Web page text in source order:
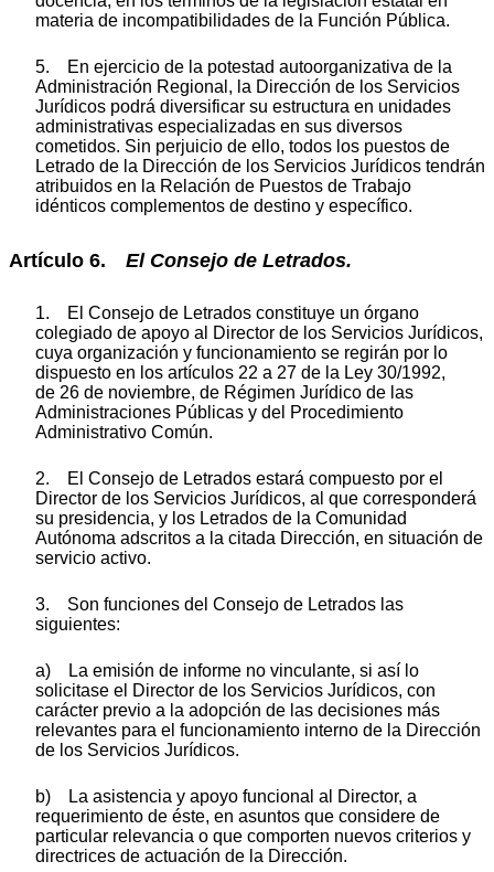
materia de incompatibilidades de la Función Pública.
5. En ejercicio de la potestad autoorganizativa de la
Administración Regional, la Dirección de los Servicios
Jurídicos podrá diversificar su estructura en unidades
administrativas especializadas en sus diversos
cometidos. Sin perjuicio de ello, todos los puestos de
Letrado de la Dirección de los Servicios Jurídicos tendrán
atribuidos en la Relación de Puestos de Trabajo
idénticos complementos de destino y específico.
Artículo 6. El Consejo de Letrados.
1. El Consejo de Letrados constituye un órgano
colegiado de apoyo al Director de los Servicios Jurídicos,
cuya organización y funcionamiento se regirán por lo
dispuesto en los artículos 22 a 27 de la Ley 30/1992,
de 26 de noviembre, de Régimen Jurídico de las
Administraciones Públicas y del Procedimiento
Administrativo Común.
2. El Consejo de Letrados estará compuesto por el
Director de los Servicios Jurídicos, al que corresponderá
su presidencia, y los Letrados de la Comunidad
Autónoma adscritos a la citada Dirección, en situación de
servicio activo.
3. Son funciones del Consejo de Letrados las
siguientes:
a) La emisión de informe no vinculante, si así lo
solicitase el Director de los Servicios Jurídicos, con
carácter previo a la adopción de las decisiones más
relevantes para el funcionamiento interno de la Dirección
de los Servicios Jurídicos.
b) La asistencia y apoyo funcional al Director, a
requerimiento de éste, en asuntos que considere de
particular relevancia o que comporten nuevos criterios y
directrices de actuación de la Dirección.